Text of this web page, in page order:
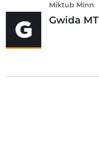
Miktub Minn
Gwida MT